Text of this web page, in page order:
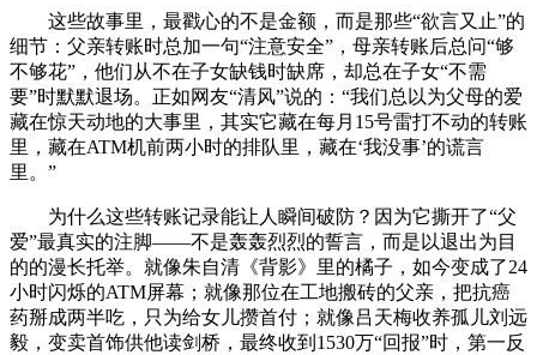
这些故事里，最戳心的不是金额，而是那些“欲言又止”的
细节：父亲转账时总加一句“注意安全”，母亲转账后总问“够
不够花”，他们从不在子女缺钱时缺席，却总在子女“不需
要”时默默退场。正如网友“清风”说的：“我们总以为父母的爱
藏在惊天动地的大事里，其实它藏在每月15号雷打不动的转账
里，藏在ATM机前两小时的排队里，藏在‘我没事’的谎言
里。”
为什么这些转账记录能让人瞬间破防？因为它撕开了“父
爱”最真实的注脚——不是轰轰烈烈的誓言，而是以退出为目
的的漫长托举。就像朱自清《背影》里的橘子，如今变成了24
小时闪烁的ATM屏幕；就像那位在工地搬砖的父亲，把抗癌
药掰成两半吃，只为给女儿攒首付；就像吕天梅收养孤儿刘远
毅，变卖首饰供他读剑桥，最终收到1530万“回报”时，第一反